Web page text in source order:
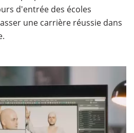
d'entrée des écoles
une carrière réussie dans